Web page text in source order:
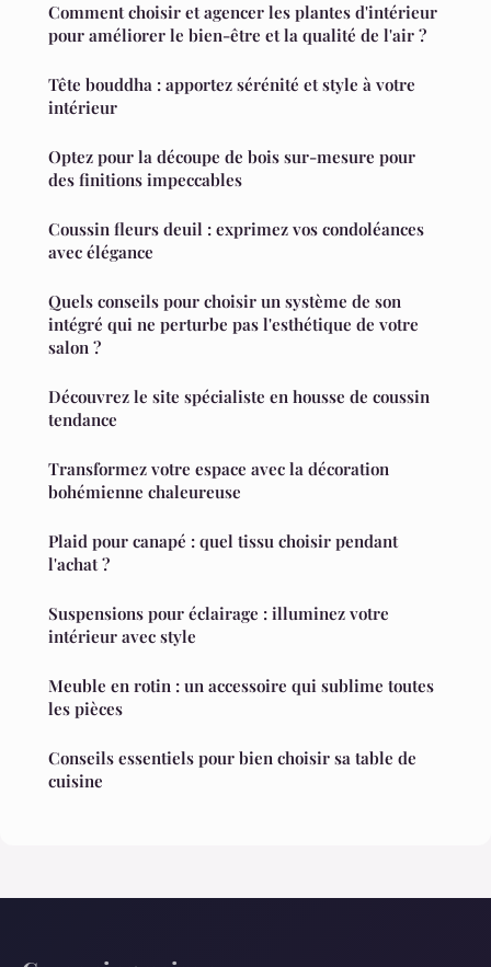
Comment choisir et agencer les plantes d'intérieur
pour améliorer le bien-être et la qualité de l'air ?
Tête bouddha : apportez sérénité et style à votre
intérieur
Optez pour la découpe de bois sur-mesure pour
des finitions impeccables
Coussin fleurs deuil : exprimez vos condoléances
avec élégance
Quels conseils pour choisir un système de son
intégré qui ne perturbe pas l'esthétique de votre
salon ?
Découvrez le site spécialiste en housse de coussin
tendance
Transformez votre espace avec la décoration
bohémienne chaleureuse
Plaid pour canapé : quel tissu choisir pendant
l'achat ?
Suspensions pour éclairage : illuminez votre
intérieur avec style
Meuble en rotin : un accessoire qui sublime toutes
les pièces
Conseils essentiels pour bien choisir sa table de
cuisine